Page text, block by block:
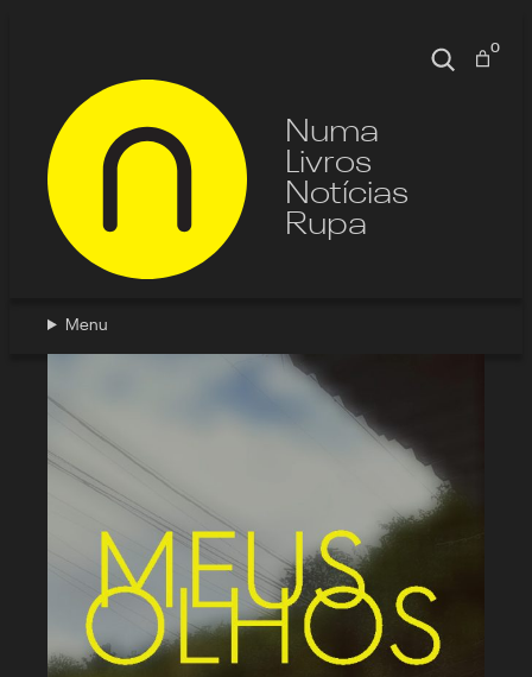
Pesquisa0
Numa
Livros
Notícias
Rupa
Menu